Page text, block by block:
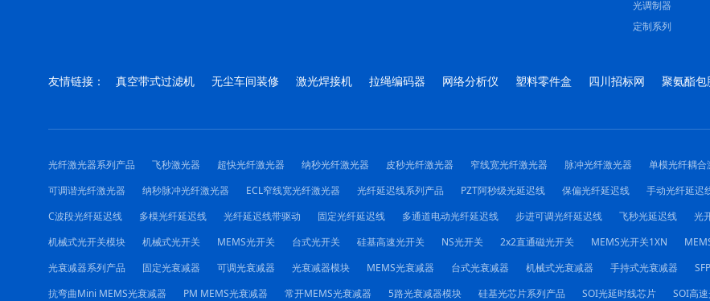
光调制器
定制系列
友情链接： 真空带式过滤机 无尘车间装修 激光焊接机 拉绳编码器 网络分析仪 塑料零件盒 四川招标网 聚氨酯包
光纤激光器系列产品 飞秒激光器 超快光纤激光器 纳秒光纤激光器 皮秒光纤激光器 窄线宽光纤激光器 脉冲光纤激光器 单模光纤耦合
可调谐光纤激光器
纳秒脉冲光纤激光器 ECL窄线宽光纤激光器 光纤延迟线系列产品 PZT阿秒级光延迟线 保偏光纤延迟线 手动光纤延迟
C波段光纤延迟线
多模光纤延迟线 光纤延迟线带驱动 固定光纤延迟线 多通道电动光纤延迟线 步进可调光纤延迟线 飞秒光延迟线 光
机械式光开关模块
机械式光开关 MEMS光开关 台式光开关 硅基高速光开关 NS光开关 2x2直通磁光开关 MEMS光开关1XN
光衰减器系列产品
固定光衰减器 可调光衰减器 光衰减器模块 MEMS光衰减器 台式光衰减器 机械式光衰减器 手持式光衰减器
抗弯曲Mini MEMS光衰减器
PM MEMS光衰减器 常开MEMS光衰减器 5路光衰减器模块 硅基光芯片系列产品 SOI光延时线芯片 SOI高